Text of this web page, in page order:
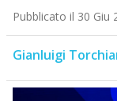
Pubblicato il 30 Giu
Gianluigi